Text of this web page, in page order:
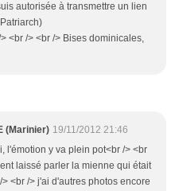
autorisée à transmettre un lien
<br /> <br /> Bises dominicales,
(Marinier) 19/11/2012 21:46
l'émotion y va plein pot<br /> <br
laissé parler la mienne qui était
<br /> j'ai d'autres photos encore